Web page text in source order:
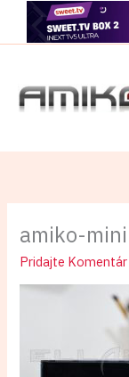
Preskočiť
amiko-
Pridajte Komentár